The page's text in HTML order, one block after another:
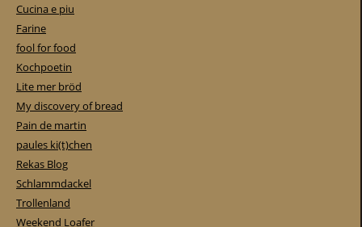
Cucina e piu
Farine
fool for food
Kochpoetin
Lite mer bröd
My discovery of bread
Pain de martin
paules ki(t)chen
Rekas Blog
Schlammdackel
Trollenland
Weekend Loafer